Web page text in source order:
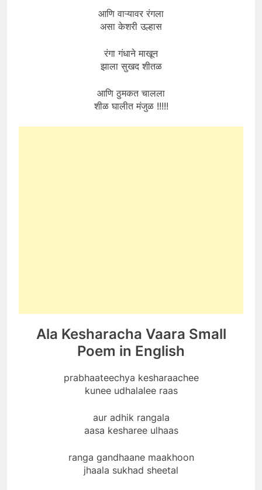
आणि वाऱ्यावर रंगला
असा केशरी उल्हास
रंगा गंधाने माखून
झाला सुखद शीतळ
आणि ठुमकत चालला
शीळ घालीत मंजुळ !!!!!
Ala Kesharacha Vaara Small
Poem in English
prabhaateechya kesharaachee
kunee udhalalee raas
aur adhik rangala
aasa kesharee ulhaas
ranga gandhaane maakhoon
jhaala sukhad sheetal